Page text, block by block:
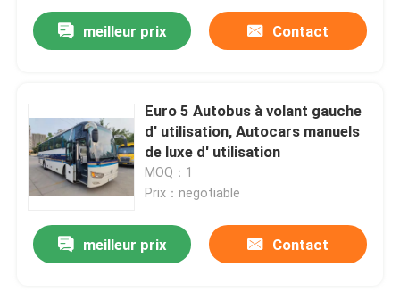
meilleur prix Contact
Euro 5 Autobus à volant gauche
d' utilisation, Autocars manuels
de luxe d' utilisation
MOQ：1
Prix：negotiable
meilleur prix Contact